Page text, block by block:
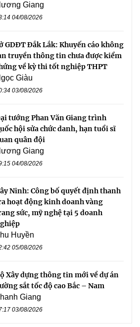
Giang
04/08/2026
GDĐT Đắk Lắk: Khuyến cáo không
truyền thông tin chưa được kiểm
về kỳ thi tốt nghiệp THPT
Giàu
03/08/2026
tướng Phan Văn Giang trình
hội sửa chức danh, hạn tuổi sĩ
quân đội
Giang
04/08/2026
Ninh: Công bố quyết định thanh
hoạt động kinh doanh vàng
sức, mỹ nghệ tại 5 doanh
Huyền
05/08/2026
Xây dựng thông tin mới về dự án
sắt tốc độ cao Bắc – Nam
Giang
03/08/2026